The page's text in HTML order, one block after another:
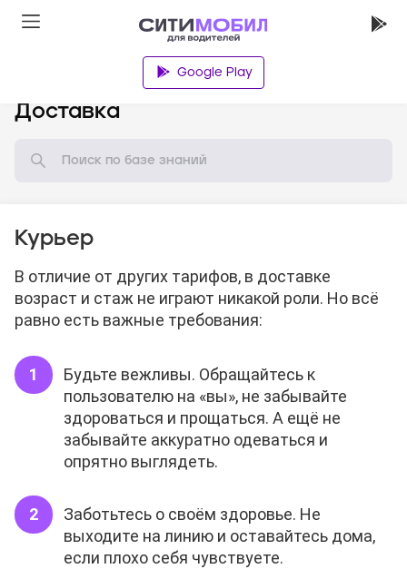
Google Play
Доставка
Курьер
В отличие от других тарифов, в доставке
возраст и стаж не играют никакой роли. Но всё
равно есть важные требования:
Будьте вежливы. Обращайтесь к
пользователю на «вы», не забывайте
здороваться и прощаться. А ещё не
забывайте аккуратно одеваться и
опрятно выглядеть.
Заботьтесь о своём здоровье. Не
выходите на линию и оставайтесь дома,
если плохо себя чувствуете.